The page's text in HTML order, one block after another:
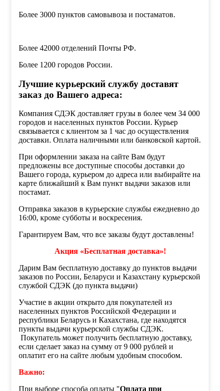
Более 3000 пунктов самовывоза и постаматов.
Более 42000 отделений Почты РФ.
Более 1200 городов России.
Лучшие курьерский службу доставят
заказ до Вашего адреса:
Компания СДЭК доставляет грузы в более чем 34 000
городов и населенных пунктов России. Курьер
связывается с клиентом за 1 час до осуществления
доставки. Оплата наличными или банковской картой.
При оформлении заказа на сайте Вам будут
предложены все доступные способы доставки до
Вашего города, курьером до адреса или выбирайте на
карте ближайший к Вам пункт выдачи заказов или
постамат.
Отправка заказов в курьерские службы ежедневно до
16:00, кроме субботы и воскресения.
Гарантируем Вам, что все заказы будут доставлены!
Акция «Бесплатная доставка»!
Дарим Вам бесплатную доставку до пунктов выдачи
заказов по России, Беларуси и Казахстану курьерской
службой СДЭК (до пункта выдачи)
Участие в акции открыто для покупателей из
населенных пунктов Российской Федерации и
республики Беларусь и Кахахстана, где находятся
пункты выдачи курьерской службы СДЭК.
Покупатель может получить бесплатную доставку,
если сделает заказ на сумму от 9 000 рублей и
оплатит его на сайте любым удобным способом.
Важно:
При выборе способа оплаты "Оплата при